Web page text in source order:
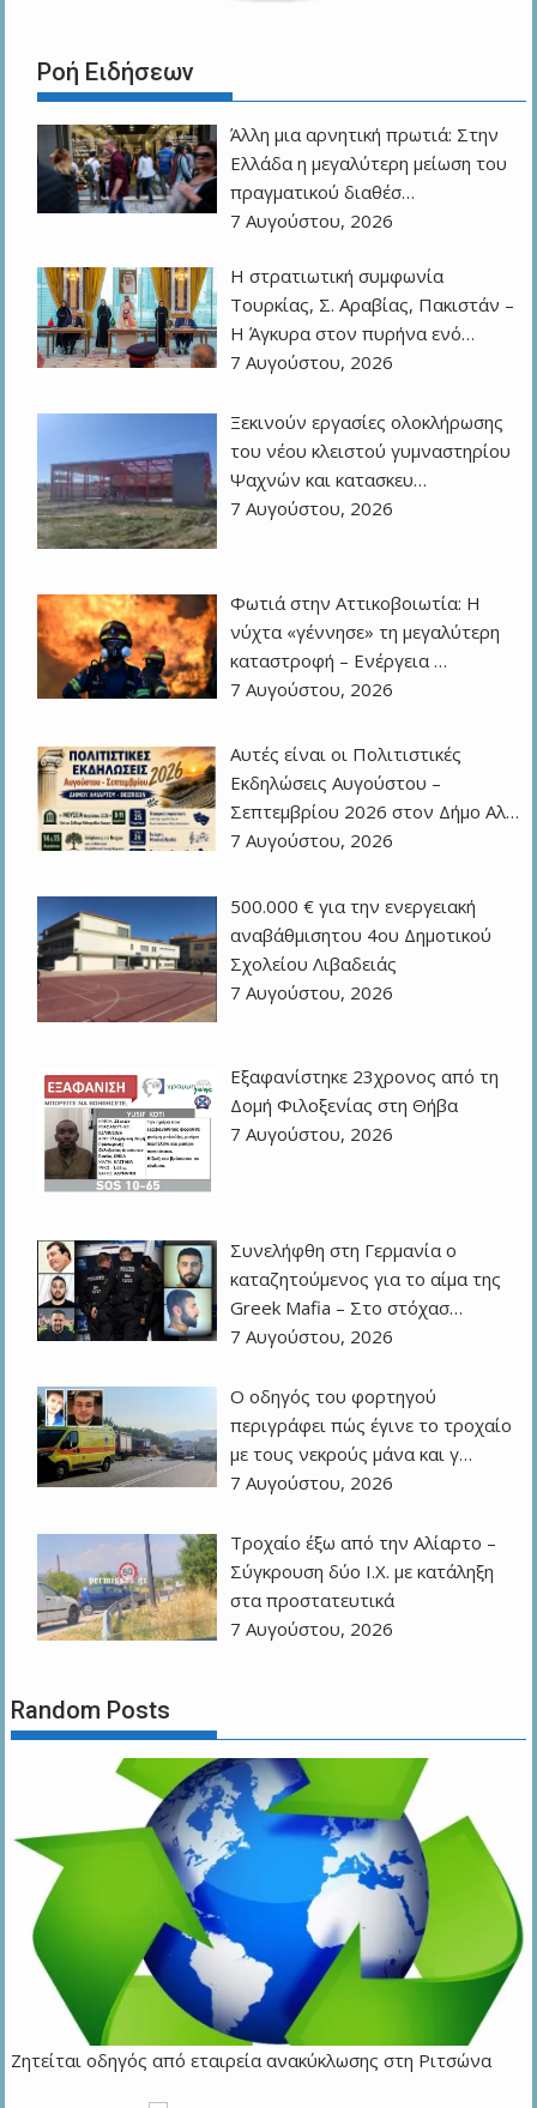
Ροή Ειδήσεων
Άλλη μια αρνητική πρωτιά: Στην
Ελλάδα η μεγαλύτερη μείωση του
πραγματικού διαθέσ…
7 Αυγούστου, 2026
Η στρατιωτική συμφωνία
Τουρκίας, Σ. Αραβίας, Πακιστάν –
Η Άγκυρα στον πυρήνα ενό…
7 Αυγούστου, 2026
Ξεκινούν εργασίες ολοκλήρωσης
του νέου κλειστού γυμναστηρίου
Ψαχνών και κατασκευ…
7 Αυγούστου, 2026
Φωτιά στην Αττικοβοιωτία: Η
νύχτα «γέννησε» τη μεγαλύτερη
καταστροφή – Ενέργεια …
7 Αυγούστου, 2026
Αυτές είναι οι Πολιτιστικές
Εκδηλώσεις Αυγούστου –
Σεπτεμβρίου 2026 στον Δήμο Αλ…
7 Αυγούστου, 2026
500.000 € για την ενεργειακή
αναβάθμισητου 4ου Δημοτικού
Σχολείου Λιβαδειάς
7 Αυγούστου, 2026
Εξαφανίστηκε 23χρονος από τη
Δομή Φιλοξενίας στη Θήβα
7 Αυγούστου, 2026
Συνελήφθη στη Γερμανία ο
καταζητούμενος για το αίμα της
Greek Mafia – Στο στόχασ…
7 Αυγούστου, 2026
Ο οδηγός του φορτηγού
περιγράφει πώς έγινε το τροχαίο
με τους νεκρούς μάνα και γ…
7 Αυγούστου, 2026
Τροχαίο έξω από την Αλίαρτο –
Σύγκρουση δύο Ι.Χ. με κατάληξη
στα προστατευτικά
7 Αυγούστου, 2026
Random Posts
Ζητείται οδηγός από εταιρεία ανακύκλωσης στη Ριτσώνα